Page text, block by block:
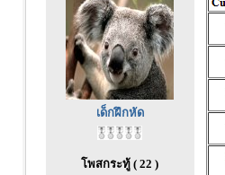
เด็กฝึกหัด
โพสกระทู้ ( 22 )